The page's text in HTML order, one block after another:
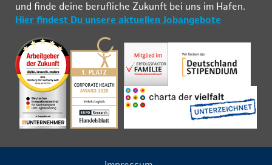
und fin­de deine be­ruf­li­che Zu­kunft bei uns im Ha­fen.
Hier findest Du unsere aktuellen Jobangebote